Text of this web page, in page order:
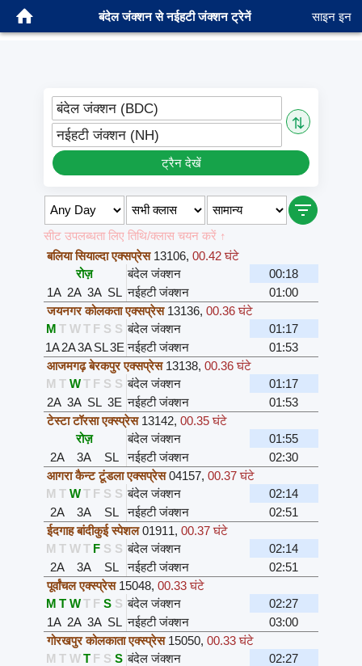
बंदेल जंक्शन से नईहटी जंक्शन ट्रेनें साइन इन
बंदेल जंक्शन (BDC)
⇅
नईहटी जंक्शन (NH)
ट्रैन देखें
सीट उपलब्धता लिए तिथि/क्लास चयन करें ↑
बलिया सियाल्दा एक्सप्रेस 13106, 00.42 घंटे
रोज़
बंदेल जंक्शन
00:18
1A 2A 3A SL नईहटी जंक्शन
01:00
जयनगर कोलकता एक्सप्रेस 13136, 00.36 घंटे
M T W T F S S बंदेल जंक्शन
01:17
1A2A3ASL3E नईहटी जंक्शन
01:53
आजमगढ़ बेरकपुर एक्सप्रेस 13138, 00.36 घंटे
M T W T F S S बंदेल जंक्शन
01:17
2A 3A SL 3E नईहटी जंक्शन
01:53
टेस्टा टॉरसा एक्स्प्रेस 13142, 00.35 घंटे
रोज़
बंदेल जंक्शन
01:55
2A
3A SL नईहटी जंक्शन
02:30
आगरा कैन्ट टूंडला एक्सप्रेस 04157, 00.37 घंटे
M T W T F S S बंदेल जंक्शन
02:14
2A
3A SL नईहटी जंक्शन
02:51
ईदगाह बांदीकुई स्पेशल 01911, 00.37 घंटे
M T W T F S S बंदेल जंक्शन
02:14
2A
3A SL नईहटी जंक्शन
02:51
पूर्वांचल एक्स्प्रेस 15048, 00.33 घंटे
M T W T F S S बंदेल जंक्शन
02:27
1A 2A 3A SL नईहटी जंक्शन
03:00
गोरखपुर कोलकाता एक्स्प्रेस 15050, 00.33 घंटे
M T W T F S S बंदेल जंक्शन
02:27